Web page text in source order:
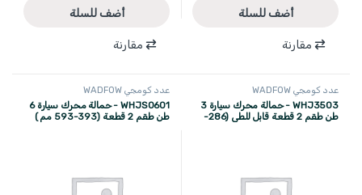
أضف للسلة
مقارنة
أضف للسلة
مقارنة
عدد كومجي WADFOW
WHJ3503 - حمالة محرك سيارة 3
طن طقم 2 قطعة قابل للطي (286-
عدد كومجي WADFOW
WHJS0601 - حمالة محرك سيارة 6
طن طقم 2 قطعة (393-593 مم )